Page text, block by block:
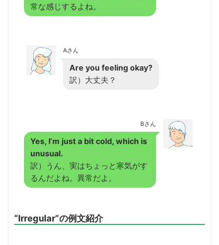
常な感じするよね。
Aさん
Are you feeling okay?
訳）大丈夫？
Bさん
Yes, I’m just a bit cold, which is
unusual.
訳）うん、実はちょっと寒気がす
るんだよね。異常だよ。
“Irregular”の例文紹介